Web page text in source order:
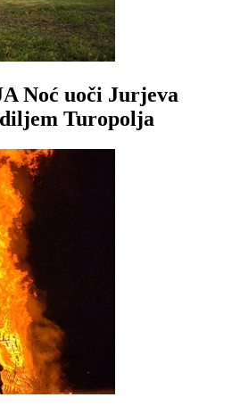
Noć uoči Jurjeva
Turopolja